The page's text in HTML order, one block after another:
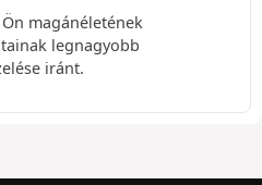
magánéletének
legnagyobb
iránt.